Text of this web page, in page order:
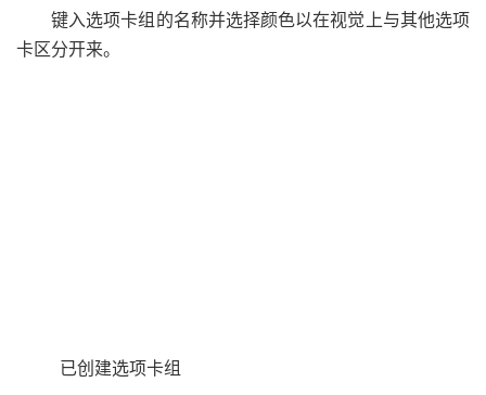
键入选项卡组的名称并选择颜色以在视觉上与其他选项
卡区分开来。
已创建选项卡组